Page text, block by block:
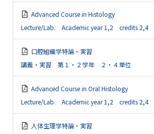
Advanced Course in Histology
Lecture/Lab. Academic year 1,2 credits 2,4
口腔組織学特論・実習
講義・実習 第１・２学年 ２・４単位
Advanced Course in Oral Histology
Lecture/Lab. Academic year 1,2 credits 2,4
人体生理学特論・実習